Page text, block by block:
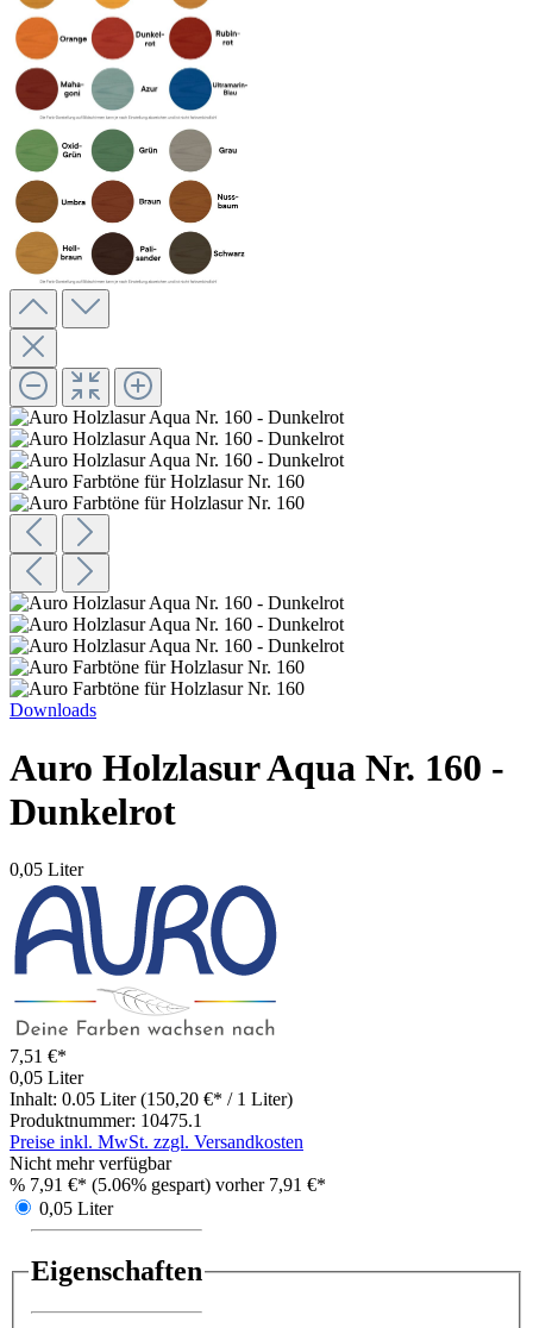
Downloads
Auro Holzlasur Aqua Nr. 160 -
Dunkelrot
0,05 Liter
7,51 €*
0,05 Liter
Inhalt: 0.05 Liter (150,20 €* / 1 Liter)
Produktnummer: 10475.1
Preise inkl. MwSt. zzgl. Versandkosten
Nicht mehr verfügbar
% 7,91 €* (5.06% gespart) vorher 7,91 €*
0,05 Liter
Eigenschaften